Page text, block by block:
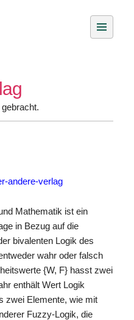
andere-verlag
Mathematik ist ein
in Bezug auf die
bivalenten Logik des
wahr oder falsch
{W, F} hasst zwei
enthält Wert Logik
zwei Elemente, wie mit
Fuzzy-Logik, die